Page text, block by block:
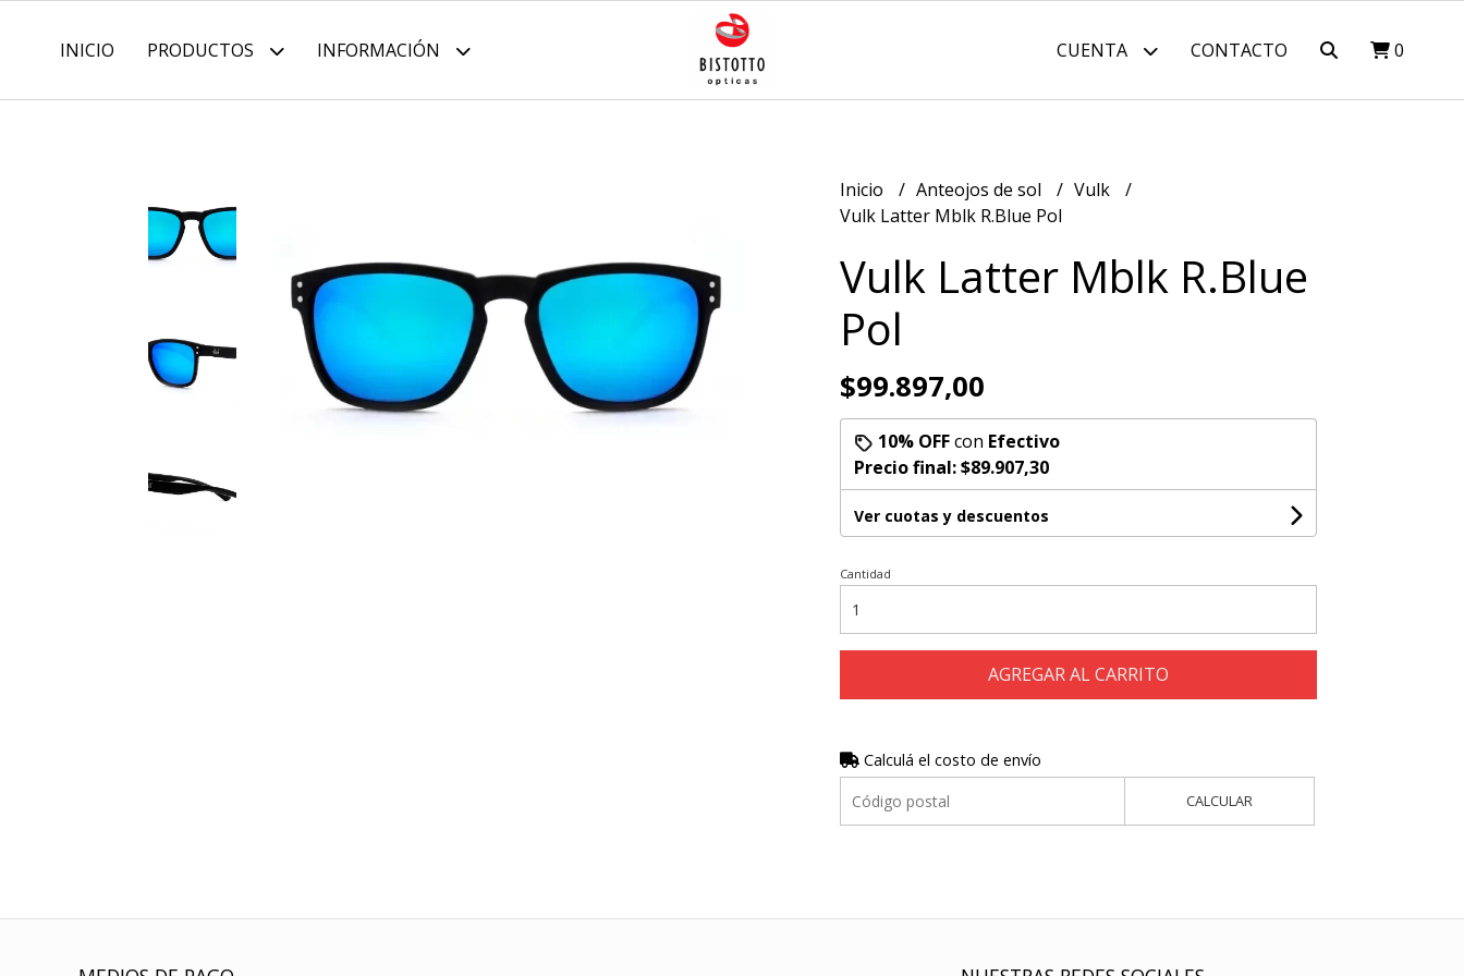
INICIO PRODUCTOS INFORMACIÓN CUENTA CONTACTO 0
Inicio Anteojos de sol
Vulk
Vulk Latter Mblk R.Blue Pol
Vulk Latter Mblk R.Blue
Pol
$99.897,00
10% OFFcon Efectivo
Precio final:$89.907,30
Ver cuotas y descuentos
Cantidad
AGREGAR AL CARRITO
Calculá el costo de envío
CALCULAR